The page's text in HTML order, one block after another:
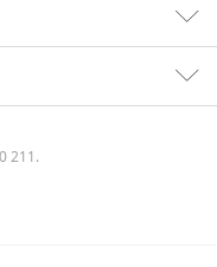
211.